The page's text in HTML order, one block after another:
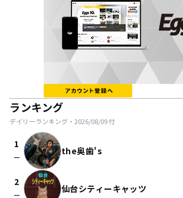
ランキング
デイリーランキング・ 2026/08/09付
1
check_indeterminate_small the奥歯's
2
仙台シティーキャッツ